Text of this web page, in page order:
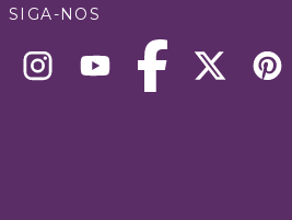
SIGA-NOS